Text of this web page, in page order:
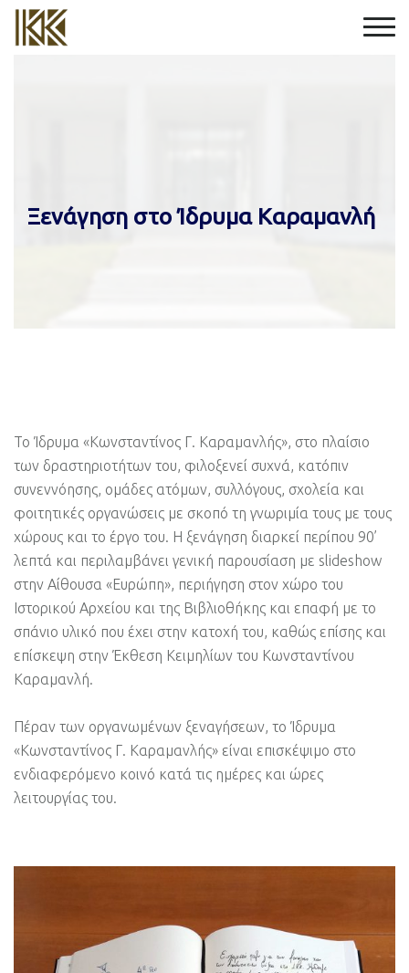
Ξενάγηση στο Ίδρυμα Καραμανλή
Το Ίδρυμα «Κωνσταντίνος Γ. Καραμανλής», στο πλαίσιο
των δραστηριοτήτων του, φιλοξενεί συχνά, κατόπιν
συνεννόησης, ομάδες ατόμων, συλλόγους, σχολεία και
φοιτητικές οργανώσεις με σκοπό τη γνωριμία τους με τους
χώρους και το έργο του. Η ξενάγηση διαρκεί περίπου 90’
λεπτά και περιλαμβάνει γενική παρουσίαση με slideshow
στην Αίθουσα «Ευρώπη», περιήγηση στον χώρο του
Ιστορικού Αρχείου και της Βιβλιοθήκης και επαφή με το
σπάνιο υλικό που έχει στην κατοχή του, καθώς επίσης και
επίσκεψη στην Έκθεση Κειμηλίων του Κωνσταντίνου
Καραμανλή.
Πέραν των οργανωμένων ξεναγήσεων, το Ίδρυμα
«Κωνσταντίνος Γ. Καραμανλής» είναι επισκέψιμο στο
ενδιαφερόμενο κοινό κατά τις ημέρες και ώρες
λειτουργίας του.